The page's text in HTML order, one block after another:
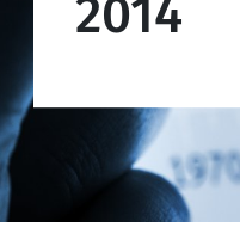
2014